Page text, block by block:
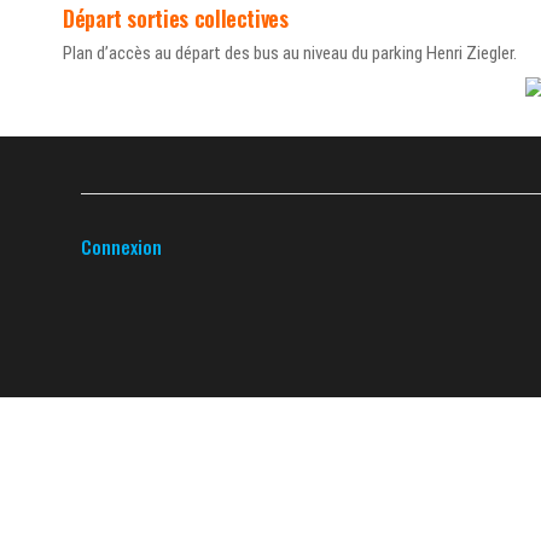
Départ sorties collectives
Plan d’accès au départ des bus au niveau du parking Henri Ziegler.
Connexion